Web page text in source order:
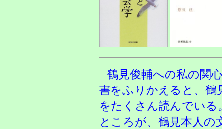
鶴見俊輔への私の関
書をふりかえると、鶴
をたくさん読んでいる
ところが、鶴見本人